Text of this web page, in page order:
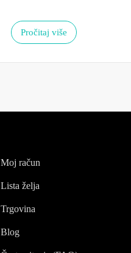
Pročitaj više
Moj račun
Lista želja
Trgovina
Blog